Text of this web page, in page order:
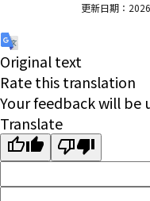
更新日期：
Original text
Rate this translation
Your feedback will be
Translate